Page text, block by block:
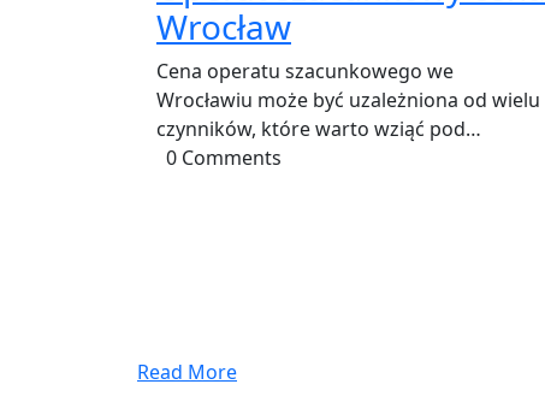
Wrocław
Cena operatu szacunkowego we
Wrocławiu może być uzależniona od wielu
czynników, które warto wziąć pod…
0 Comments
Read More